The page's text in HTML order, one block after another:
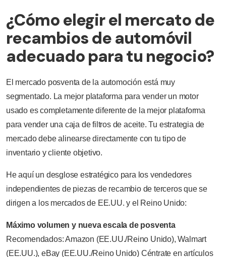
¿Cómo elegir el mercato de
recambios de automóvil
adecuado para tu negocio?
El mercado posventa de la automoción está muy
segmentado. La mejor plataforma para vender un motor
usado es completamente diferente de la mejor plataforma
para vender una caja de filtros de aceite. Tu estrategia de
mercado debe alinearse directamente con tu tipo de
inventario y cliente objetivo.
He aquí un desglose estratégico para los vendedores
independientes de piezas de recambio de terceros que se
dirigen a los mercados de EE.UU. y el Reino Unido:
Máximo volumen y nueva escala de posventa
Recomendados: Amazon (EE.UU./Reino Unido), Walmart
(EE.UU.), eBay (EE.UU./Reino Unido) Céntrate en artículos